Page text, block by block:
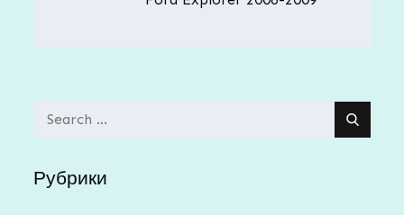
Search
Рубрики